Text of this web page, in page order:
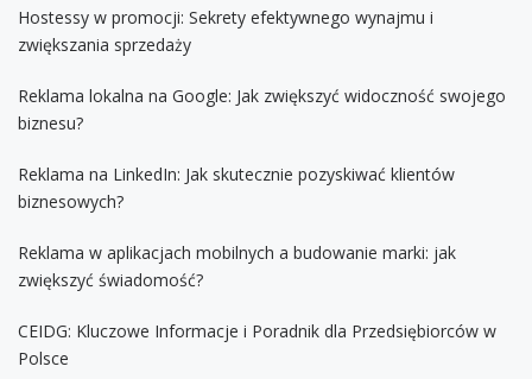
Hostessy w promocji: Sekrety efektywnego wynajmu i
zwiększania sprzedaży
Reklama lokalna na Google: Jak zwiększyć widoczność swojego
biznesu?
Reklama na LinkedIn: Jak skutecznie pozyskiwać klientów
biznesowych?
Reklama w aplikacjach mobilnych a budowanie marki: jak
zwiększyć świadomość?
CEIDG: Kluczowe Informacje i Poradnik dla Przedsiębiorców w
Polsce